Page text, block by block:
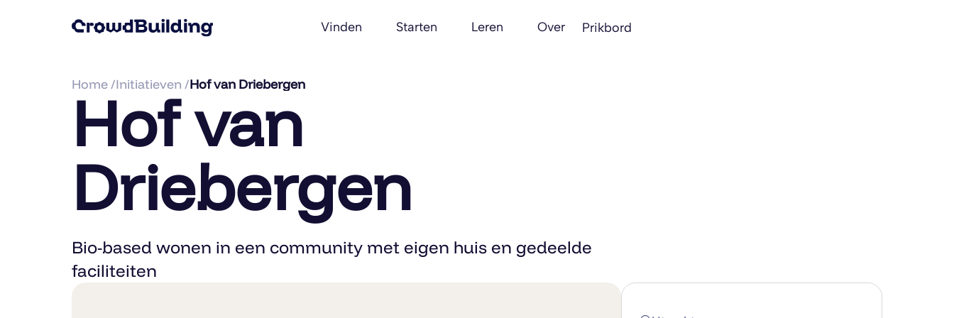
Vinden Starten Leren Over Prikbord
Home /Initiatieven /Hof van Driebergen
Hof van
Driebergen
Bio-based wonen in een community met eigen huis en gedeelde
faciliteiten